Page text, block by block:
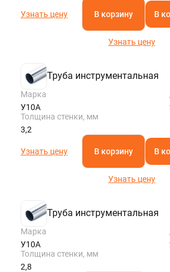
Узнать цену В корзину В
Узнать цену
Труба инструментальная
Марка
У10А
Толщина стенки, мм
3,2
Узнать цену В корзину В
Узнать цену
Труба инструментальная
Марка
У10А
Толщина стенки, мм
2,8